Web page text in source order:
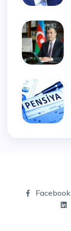
Facebook